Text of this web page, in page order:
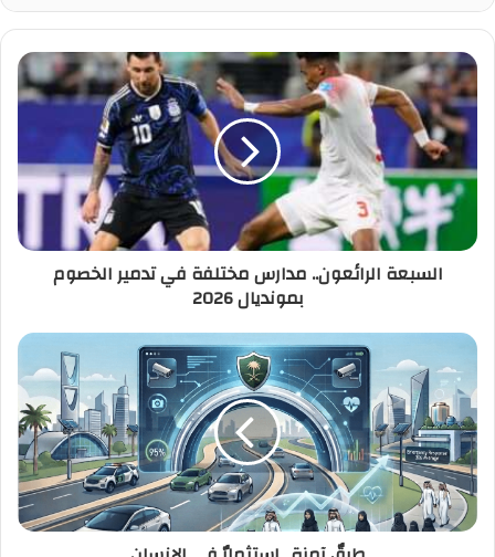
السبعة الرائعون.. مدارس مختلفة في تدمير الخصوم
بمونديال 2026